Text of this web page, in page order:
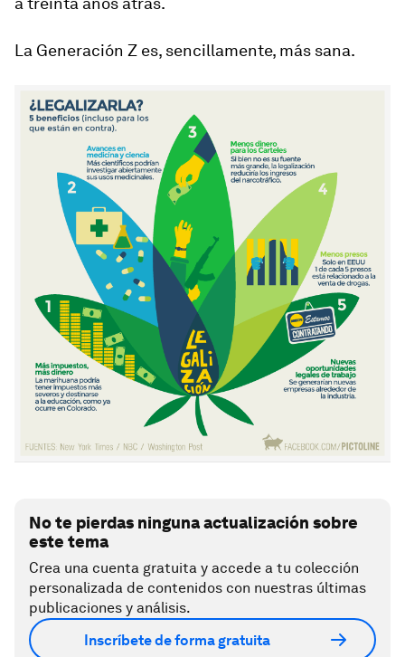
La Generación Z es, sencillamente, más sana.
No te pierdas ninguna actualización sobre
este tema
Crea una cuenta gratuita y accede a tu colección
personalizada de contenidos con nuestras últimas
publicaciones y análisis.
Inscríbete de forma gratuita